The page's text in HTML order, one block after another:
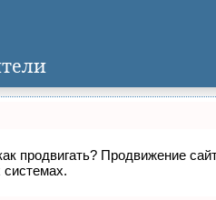
продвигать? Продвижение